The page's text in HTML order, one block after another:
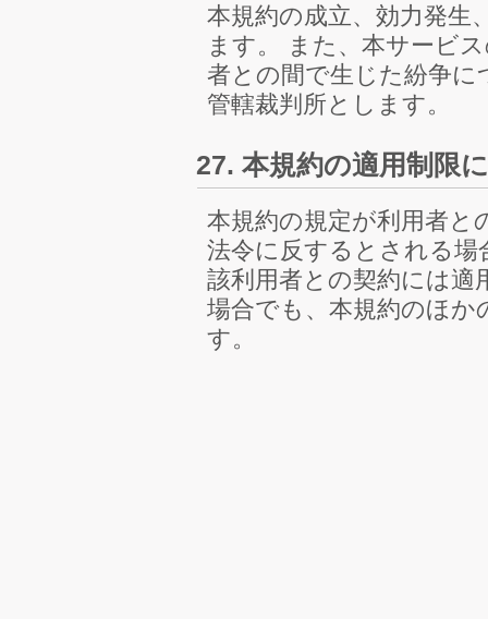
本規約の成立、効力発生
ます。 また、本サービ
者との間で生じた紛争に
管轄裁判所とします。
27. 本規約の適用制限
本規約の規定が利用者と
法令に反するとされる
該利用者との契約には
場合でも、本規約のほ
す。